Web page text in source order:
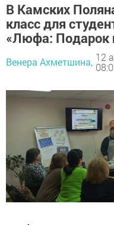
В Камских
класс для
«Люфа: Подарок
Венера Ахметшина, 12